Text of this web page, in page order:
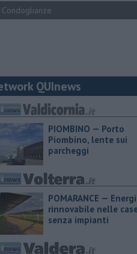
Condoglianze
QUInews
PIOMBINO — Porto
Piombino, lente sui
parcheggi
POMARANCE —
rinnovabile nelle
senza impianti